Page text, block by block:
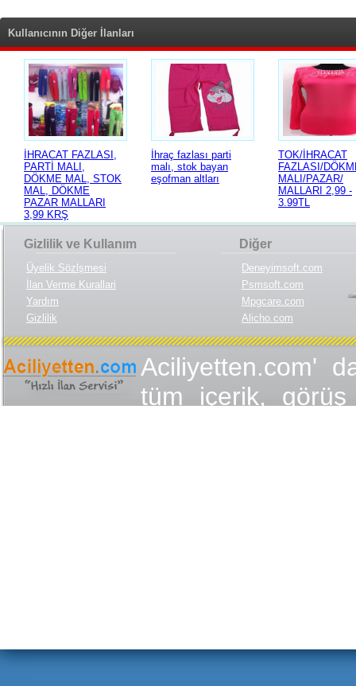
Kullanıcının Diğer İlanları
İHRACAT FAZLASI,
PARTİ MALI,
DÖKME MAL, STOK
MAL, DÖKME
PAZAR MALLARI
3,99 KRŞ
İhraç fazlası parti
malı, stok bayan
eşofman altları
TOK/İHRACAT
FAZLASI/
MALI/PAZAR/
MALLARI 2,99 -
3.99TL
Gizlilik ve Kullanım
Üyelik Sözlşmesi
İlan Verme Kurallari
Yardım
Gizlilik
Diğer
Deneyimsoft.com
Psmsoft.com
Mpgcare.com
Alicho.com
Aciliyetten.com'
tüm içerik,